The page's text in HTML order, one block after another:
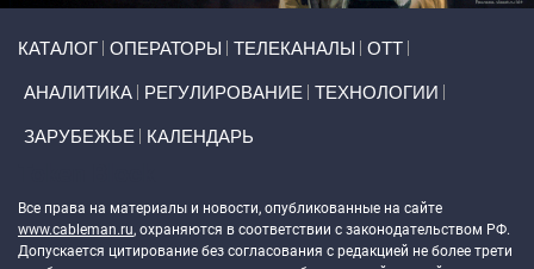
КАТАЛОГ ОПЕРАТОРЫ ТЕЛЕКАНАЛЫ ОТТ
АНАЛИТИКА РЕГУЛИРОВАНИЕ ТЕХНОЛОГИИ
ЗАРУБЕЖЬЕ КАЛЕНДАРЬ
Все права на материалы и новости, опубликованные на сайте
www.cableman.ru, охраняются в соответствии с законодательством РФ.
Допускается цитирование без согласования с редакцией не более трети